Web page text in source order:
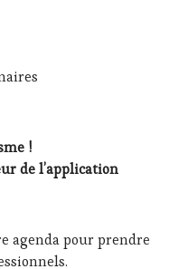
!
de l’application
agenda pour prendre